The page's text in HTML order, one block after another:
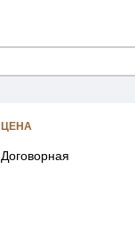
ЦЕНА
Договорная